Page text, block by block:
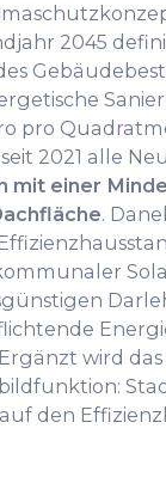
2045
pro
2021 alle
mit einer
.
wird
den